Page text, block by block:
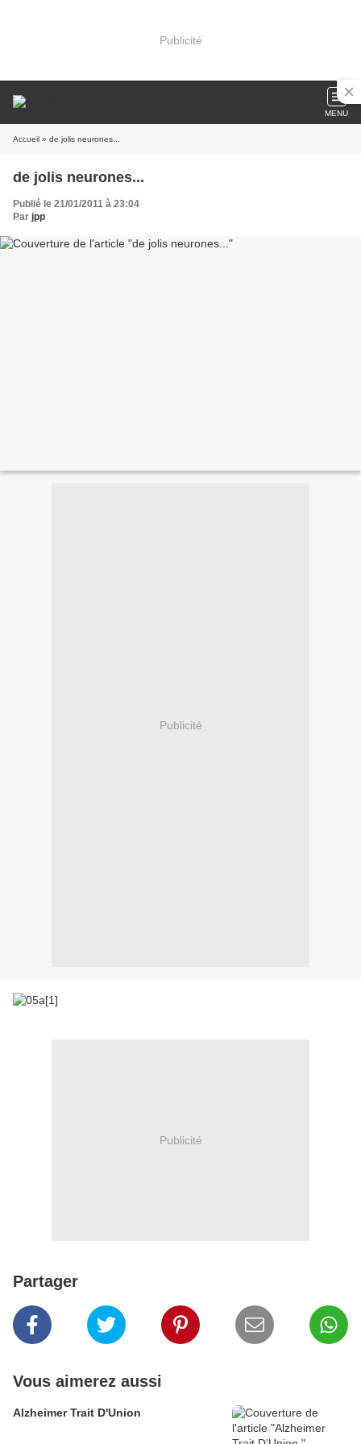
Publicité
MENU
Accueil » de jolis neurones...
de jolis neurones...
Publié le 21/01/2011 à 23:04
Par jpp
Publicité
Publicité
Partager
Vous aimerez aussi
Alzheimer Trait D'Union